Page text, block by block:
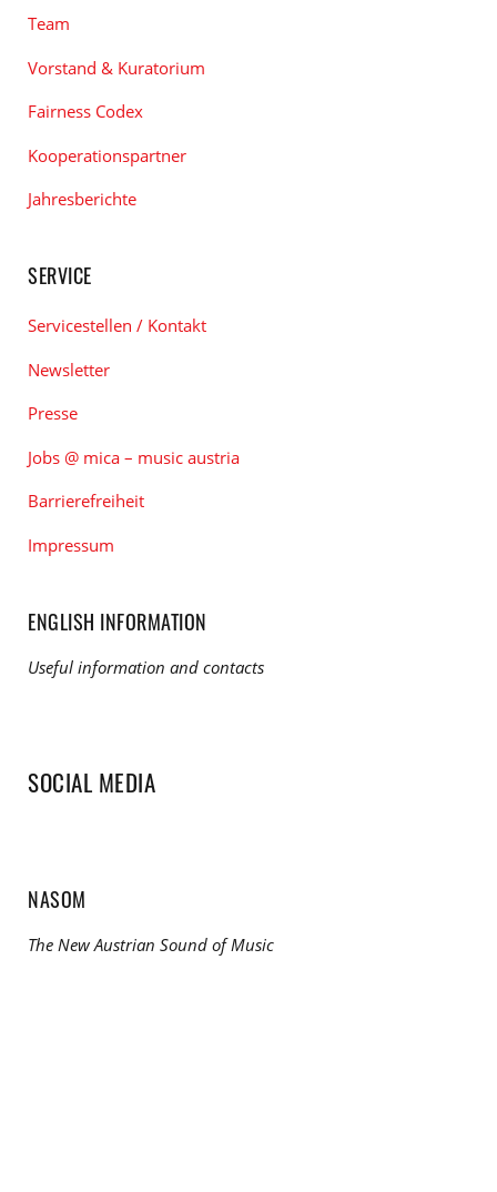
Team
Vorstand & Kuratorium
Fairness Codex
Kooperationspartner
Jahresberichte
SERVICE
Servicestellen / Kontakt
Newsletter
Presse
Jobs @ mica – music austria
Barrierefreiheit
Impressum
ENGLISH INFORMATION
Useful information and contacts
SOCIAL MEDIA
NASOM
The New Austrian Sound of Music